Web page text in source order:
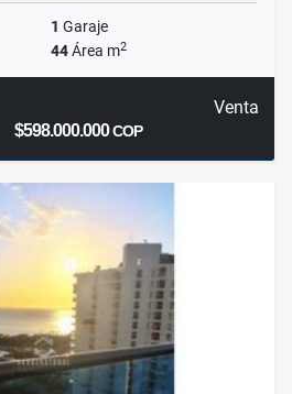
1 Garaje
44Área m2
Venta
$598.000.000COP